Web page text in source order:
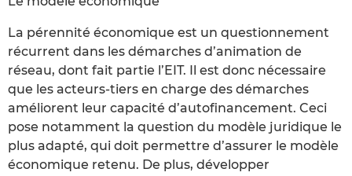
La pérennité économique est un questionnement
récurrent dans les démarches d’animation de
réseau, dont fait partie l’EIT. Il est donc nécessaire
que les acteurs-tiers en charge des démarches
améliorent leur capacité d’autofinancement. Ceci
pose notamment la question du modèle juridique le
plus adapté, qui doit permettre d’assurer le modèle
économique retenu. De plus, développer